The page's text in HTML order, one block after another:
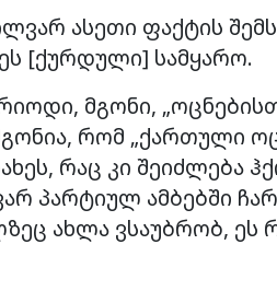
ასეთი ფაქტის
[ქურდული] სამყარო.
მგონი,
რომ „ქართული
რაც კი შეიძლება
პარტიულ ამბებში
ახლა ვსაუბრობ, ეს